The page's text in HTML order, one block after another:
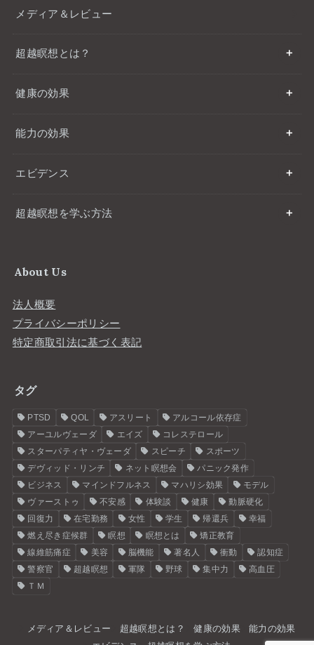
メディア＆レビュー
超越瞑想とは？
健康の効果
能力の効果
エビデンス
超越瞑想を学ぶ方法
About Us
法人概要
プライバシーポリシー
特定商取引法に基づく表記
タグ
PTSD QOL アスリート
アルコール依存症
アーユルヴェーダ
エイズ
コレステロール
スターパティヤ・ヴェーダ
スピーチ
スポーツ
デヴィッド・リンチ
ネット瞑想会
パニック発作
ビジネス
マインドフルネス マハリシ効果
モデル
ヴァーストゥ
不安感 体験談 健康
動脈硬化
回復力
在宅勤務 女性 学生 帰還兵
幸福
燃え尽き症候群
瞑想 瞑想とは
矯正教育
線維筋痛症
美容 脳機能 著名人 衝動
認知症
警察官
超越瞑想 軍隊 野球 集中力
高血圧
ＴＭ
メディア＆レビュー 超越瞑想とは？ 健康の効果
能力の効果